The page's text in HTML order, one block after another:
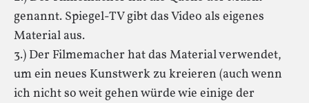
genannt. Spiegel-TV gibt das Video als eigenes
Material aus.
3.) Der Filmemacher hat das Material verwendet,
um ein neues Kunstwerk zu kreieren (auch wenn
ich nicht so weit gehen würde wie einige der